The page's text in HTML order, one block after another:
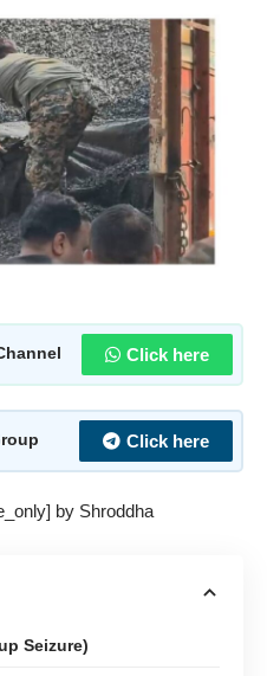
Click here
Click here
by Shroddha
Seizure)